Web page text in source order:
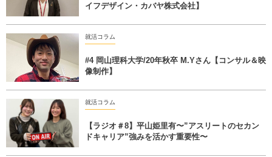
イフデザイン・カバヤ株式会社】
就活コラム
#4 岡山理科大学/20年秋卒 M.Yさん【コンサル＆映
像制作】
就活コラム
【ラジオ＃8】平山姫里有〜”アスリートのセカン
ドキャリア”強みを活かす重要性〜